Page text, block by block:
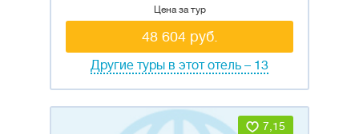
Другие туры в этот отель – 13
Цена за тур
48 604 руб.
7,15